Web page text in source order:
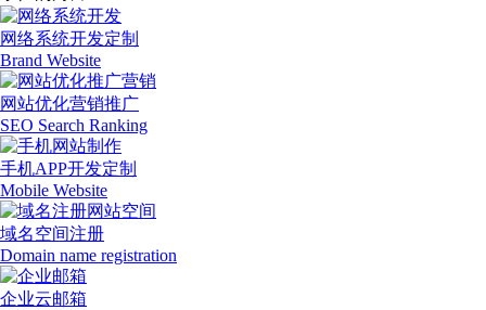
网络系统开发定制
Brand Website
网站优化营销推广
SEO Search Ranking
手机APP开发定制
Mobile Website
域名空间注册
Domain name registration
企业云邮箱